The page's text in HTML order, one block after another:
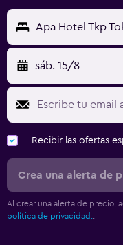
Apa Hotel Tkp
sáb. 15/8
Recibir las ofertas
Crea una alerta de
Al crear una alerta de precio,
política de privacidad.